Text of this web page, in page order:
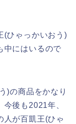
(ひゃっかいおう)
中にはいるので
)の商品をかなり
後も2021年、
が百凱王(ひゃ